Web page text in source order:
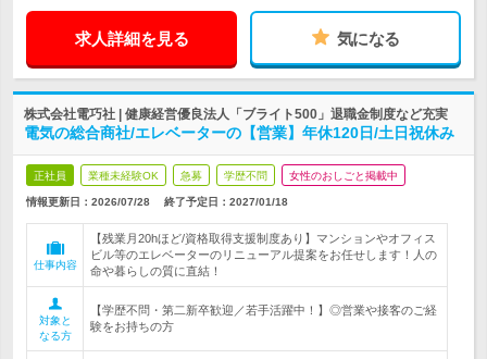
求人詳細を見る 気になる
株式会社電巧社 | 健康経営優良法人「ブライト500」退職金制度など充実
電気の総合商社/エレベーターの【営業】年休120日/土日祝休み
正社員 業種未経験OK 急募 学歴不問 女性のおしごと掲載中
情報更新日：2026/07/28 終了予定日： 2027/01/18
仕事内容
【残業月20hほど/資格取得支援制度あり】マンションやオフィス
ビル等のエレベーターのリニューアル提案をお任せします！人の
命や暮らしの質に直結！
対象と
なる方
【学歴不問・第二新卒歓迎／若手活躍中！】◎営業や接客のご経
験をお持ちの方